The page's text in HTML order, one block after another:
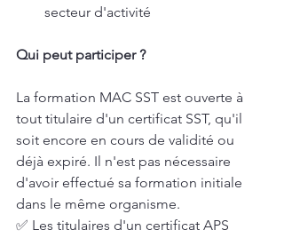
secteur d'activité
Qui peut participer ?
La formation MAC SST est ouverte à
tout titulaire d'un certificat SST, qu'il
soit encore en cours de validité ou
déjà expiré. Il n'est pas nécessaire
d'avoir effectué sa formation initiale
dans le même organisme.
✅ Les titulaires d'un certificat APS